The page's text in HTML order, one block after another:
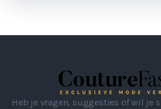
Heb je vragen, suggesties of wil je